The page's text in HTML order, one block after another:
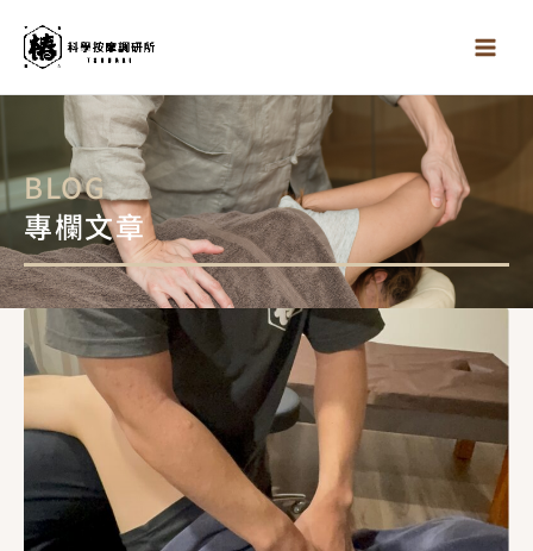
BLOG
專欄文章
面
頁
面
頁
面